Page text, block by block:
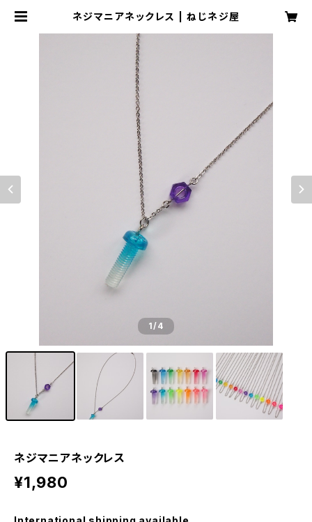
ネジマニアネックレス | ねじネジ屋
1/4
ネジマニアネックレス
¥1,980